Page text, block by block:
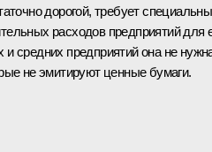
дорогой, требует
расходов предприятий для
средних предприятий она не
не эмитируют ценные бумаги.